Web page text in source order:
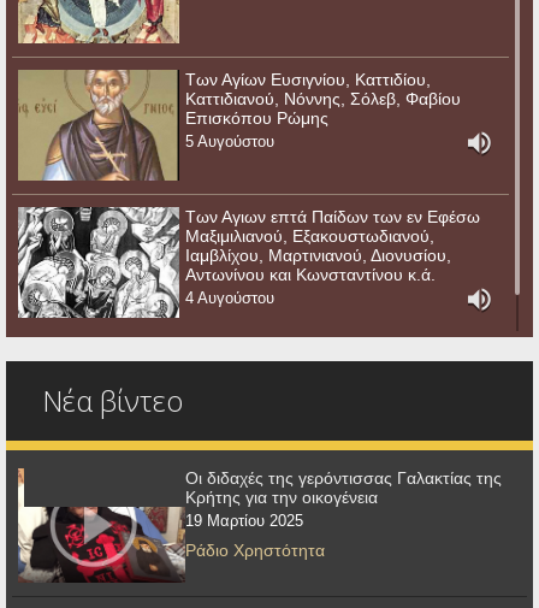
Των Αγίων Ευσιγνίου, Καττιδίου,
Καττιδιανού, Νόννης, Σόλεβ, Φαβίου
Επισκόπου Ρώμης
5 Αυγούστου
Των Αγιων επτά Παίδων των εν Εφέσω
Μαξιμιλιανού, Εξακουστωδιανού,
Ιαμβλίχου, Μαρτινιανού, Διονυσίου,
Αντωνίνου και Κωνσταντίνου κ.ά.
4 Αυγούστου
Νέα βίντεο
Οι διδαχές της γερόντισσας Γαλακτίας της
Κρήτης για την οικογένεια
19 Μαρτίου 2025
Ράδιο Χρηστότητα